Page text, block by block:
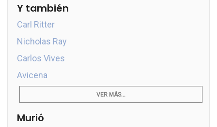
Y también
Carl Ritter
Nicholas Ray
Carlos Vives
Avicena
VER MÁS...
Murió